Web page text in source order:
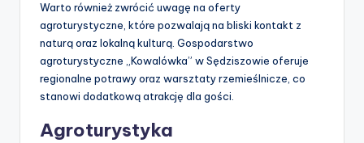
Warto również zwrócić uwagę na oferty
agroturystyczne, które pozwalają na bliski kontakt z
naturą oraz lokalną kulturą. Gospodarstwo
agroturystyczne „Kowalówka” w Sędziszowie oferuje
regionalne potrawy oraz warsztaty rzemieślnicze, co
stanowi dodatkową atrakcję dla gości.
Agroturystyka